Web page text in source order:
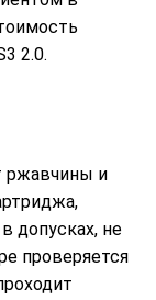
2.0.
ржавчины и
допусках, не
проверяется